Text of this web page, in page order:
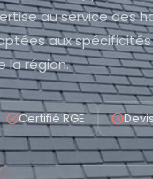
au service des
aux
la région.
Certifié RGE